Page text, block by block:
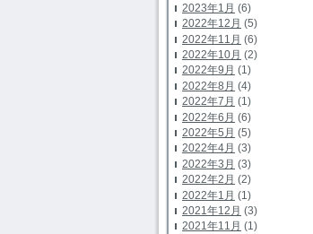
2023年1月 (6)
2022年12月 (5)
2022年11月 (6)
2022年10月 (2)
2022年9月 (1)
2022年8月 (4)
2022年7月 (1)
2022年6月 (6)
2022年5月 (5)
2022年4月 (3)
2022年3月 (3)
2022年2月 (2)
2022年1月 (1)
2021年12月 (3)
2021年11月 (1)